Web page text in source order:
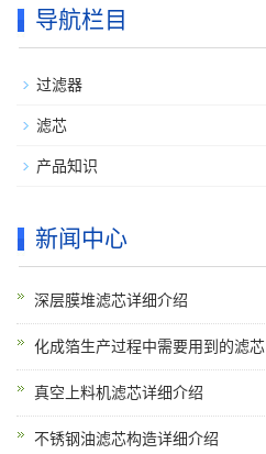
导航栏目
过滤器
滤芯
产品知识
新闻中心
深层膜堆滤芯详细介绍
化成箔生产过程中需要用到的滤芯
真空上料机滤芯详细介绍
不锈钢油滤芯构造详细介绍